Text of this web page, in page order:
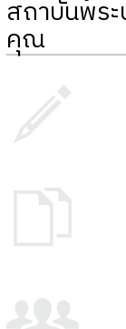
สถาบันพร
คุณ